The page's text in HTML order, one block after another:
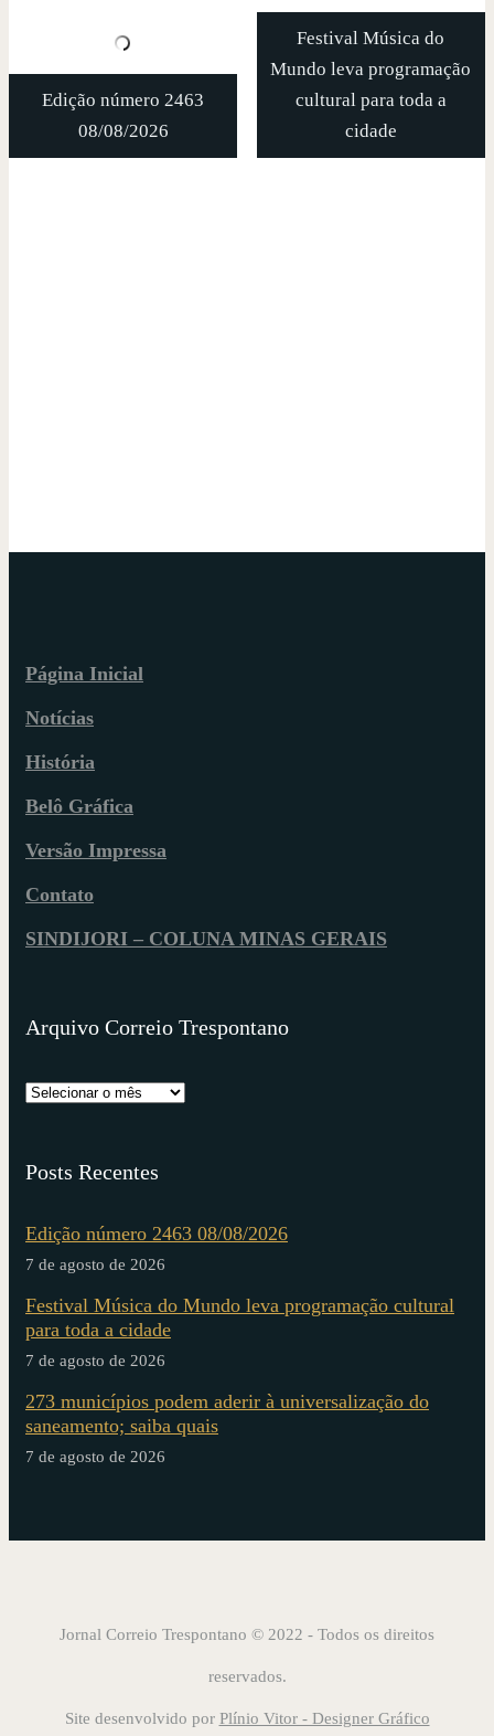
Edição número 2463
08/08/2026
Festival Música do
Mundo leva programação
cultural para toda a
cidade
Página Inicial
Notícias
História
Belô Gráfica
Versão Impressa
Contato
SINDIJORI – COLUNA MINAS GERAIS
Arquivo Correio Trespontano
Posts Recentes
Edição número 2463 08/08/2026
7 de agosto de 2026
Festival Música do Mundo leva programação cultural
para toda a cidade
7 de agosto de 2026
273 municípios podem aderir à universalização do
saneamento; saiba quais
7 de agosto de 2026
Jornal Correio Trespontano © 2022 - Todos os direitos
reservados.
Site desenvolvido por Plínio Vitor - Designer Gráfico